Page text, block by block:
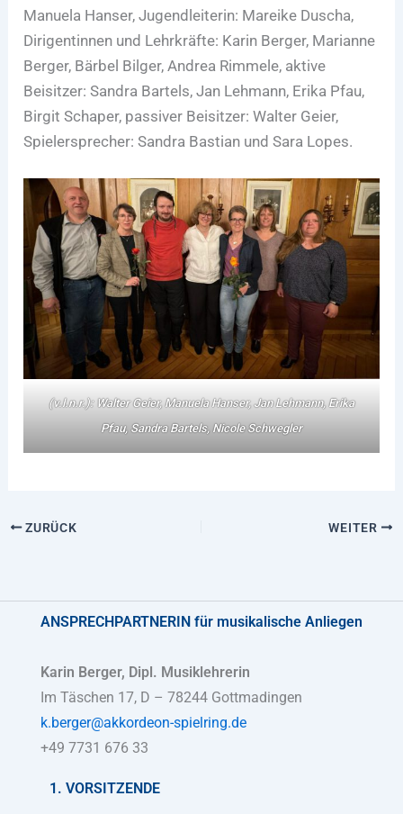
Manuela Hanser, Jugendleiterin: Mareike Duscha,
Dirigentinnen und Lehrkräfte: Karin Berger, Marianne
Berger, Bärbel Bilger, Andrea Rimmele, aktive
Beisitzer: Sandra Bartels, Jan Lehmann, Erika Pfau,
Birgit Schaper, passiver Beisitzer: Walter Geier,
Spielersprecher: Sandra Bastian und Sara Lopes.
(v.l.n.r.): Walter Geier, Manuela Hanser, Jan Lehmann, Erika
Pfau, Sandra Bartels, Nicole Schwegler
ZURÜCK WEITER
ANSPRECHPARTNERIN für musikalische Anliegen
Karin Berger, Dipl. Musiklehrerin
Im Täschen 17, D – 78244 Gottmadingen
k.berger@akkordeon-spielring.de
+49 7731 676 33
1. VORSITZENDE